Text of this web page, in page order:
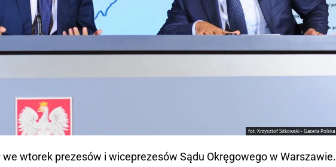
fot. Krzysztof Sitkowski - Gazeta Polska
we wtorek prezesów i wiceprezesów Sądu Okręgowego w Warszawie.